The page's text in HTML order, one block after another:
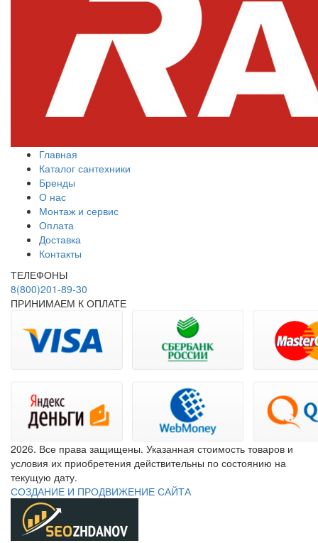
Главная
Каталог сантехники
Бренды
О нас
Монтаж и сервис
Оплата
Доставка
Контакты
ТЕЛЕФОНЫ
8(800)201-89-30
ПРИНИМАЕМ К ОПЛАТЕ
2026. Все права защищены. Указанная стоимость товаров и
условия их приобретения действительны по состоянию на
текущую дату.
СОЗДАНИЕ И ПРОДВИЖЕНИЕ САЙТА